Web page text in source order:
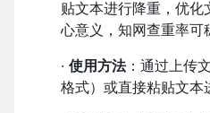
贴文本进行降重，优
心意义，知网查重率可
· 使用方法：通过上传
格式）或直接粘贴文本